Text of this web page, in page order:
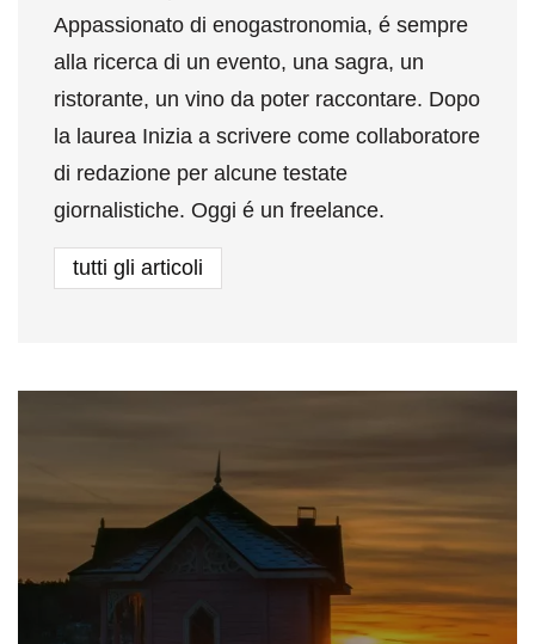
Appassionato di enogastronomia, é sempre
alla ricerca di un evento, una sagra, un
ristorante, un vino da poter raccontare. Dopo
la laurea Inizia a scrivere come collaboratore
di redazione per alcune testate
giornalistiche. Oggi é un freelance.
tutti gli articoli